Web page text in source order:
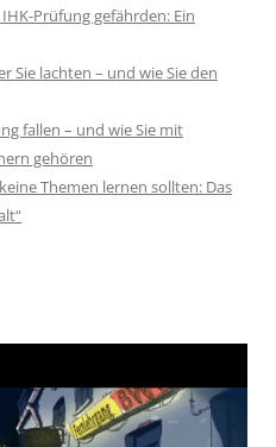
Prüfung gefährden: Ein
Sie lachten – und wie Sie den
fallen – und wie Sie mit
gehören
Themen lernen sollten: Das